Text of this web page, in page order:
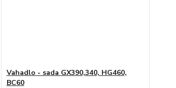
Vahadlo - sada GX390,340, HG460,
BC60